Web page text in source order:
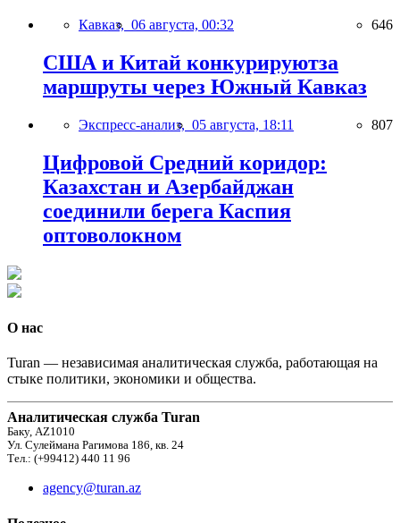
Кавказ, 06 августа, 00:32 646
США и Китай конкурируютза
маршруты через Южный Кавказ
Экспресс-анализ, 05 августа, 18:11 807
Цифровой Средний коридор:
Казахстан и Азербайджан
соединили берега Каспия
оптоволокном
О нас
Turan — независимая аналитическая служба, работающая на
стыке политики, экономики и общества.
Аналитическая служба Turan
Баку, AZ1010
Ул. Сулеймана Рагимова 186, кв. 24
Тел.: (+99412) 440 11 96
agency@turan.az